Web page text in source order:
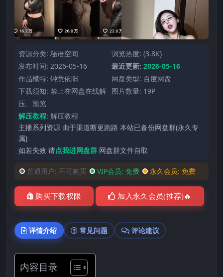
资源分类: 秘语空间
浏览热度: (3.8K)
发布时间: 2026-05-16
最近更新: 2026-05-16
作品模特: 钟意依阳
网盘类型: 百度网盘
下载须知: 禁止在网盘在线解
压、预览
图片数量: 19P
解压教程: 解压教程
主播系列资源 由于渠道断更跑路 本站已备份网盘群(永久专
属)
如若失效 请点我进网盘群 网盘群文件自取
普通用户: 不可购买 VIP会员: 免费 永久会员: 免费
购买下载权限 加入永久会员(推荐)🔥
详情介绍 常见问题 评论建议
内容目录